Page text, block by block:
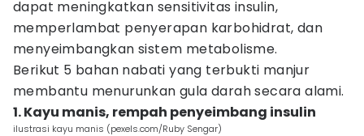
dapat meningkatkan sensitivitas insulin,
memperlambat penyerapan karbohidrat, dan
menyeimbangkan sistem metabolisme.
Berikut 5 bahan nabati yang terbukti manjur
membantu menurunkan gula darah secara alami.
1. Kayu manis, rempah penyeimbang insulin
ilustrasi kayu manis (pexels.com/Ruby Sengar)